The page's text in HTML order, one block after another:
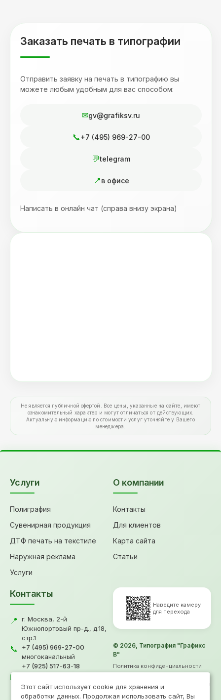
Заказать печать в типографии
Отправить заявку на печать в типографию вы
можете любым удобным для вас способом:
gv@grafiksv.ru
+7 (495) 969-27-00
telegram
в офисе
Написать в онлайн чат (справа внизу экрана)
Не является публичной офертой. Все цены, указанные на сайте, имеют
ознакомительный характер и могут отличаться от действующих.
Актуальную информацию по стоимости услуг уточняйте у Вашего
менеджера.
Услуги
Полиграфия
Сувенирная продукция
ДТФ печать на текстиле
Наружная реклама
Услуги
О компании
Контакты
Для клиентов
Карта сайта
Статьи
Контакты
📍
г. Москва, 2-й
Южнопортовый пр-д., д.18,
стр.1
📞
+7 (495) 969-27-00
многоканальный
+7 (925) 517-63-18
✉️
Наведите камеру
для перехода
© 2026, Типография "Графикс
В"
Политика конфиденциальности
Информация не является офертой
Продвижение
Этот сайт использует cookie для хранения и
обработки данных. Продолжая использовать сайт, Вы